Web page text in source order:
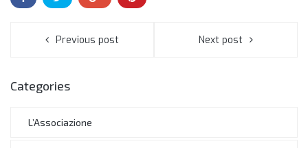
Previous post Next post
Categories
L’Associazione